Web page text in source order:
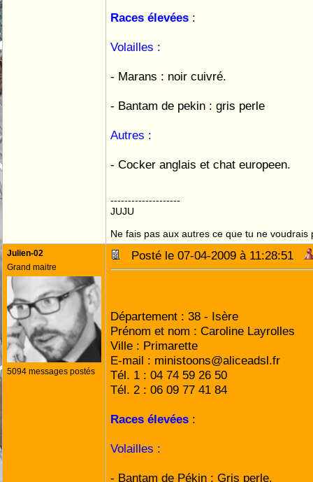
Races élevées :
Volailles :
- Marans : noir cuivré.
- Bantam de pekin : gris perle
Autres :
- Cocker anglais et chat europeen.
--------------------
JUJU
Ne fais pas aux autres ce que tu ne voudrais
Julien-02
Grand maitre
5094 messages postés
Posté le 07-04-2009 à 11:28:51
Département : 38 - Isère
Prénom et nom : Caroline Layrolles
Ville : Primarette
E-mail : ministoons@aliceadsl.fr
Tél. 1 : 04 74 59 26 50
Tél. 2 : 06 09 77 41 84
Races élevées :
Volailles :
- Bantam de Pékin : Gris perle.